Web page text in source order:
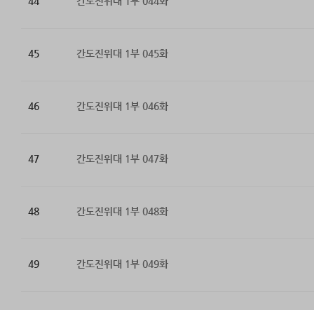
45 간도진위대 1부 045화
46 간도진위대 1부 046화
47 간도진위대 1부 047화
48 간도진위대 1부 048화
49 간도진위대 1부 049화